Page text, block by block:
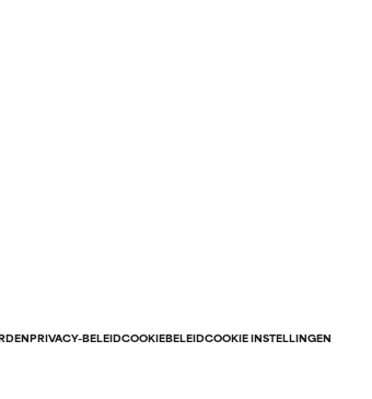
PRIVACY-BELEIDCOOKIEBELEIDCOOKIE INSTELLINGEN